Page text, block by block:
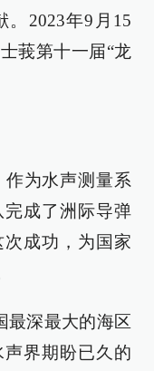
。2023年9月15
莪第十一届“龙
作为水声测量系
成了洲际导弹
成功，为国家
最深最大的海区
界期盼已久的